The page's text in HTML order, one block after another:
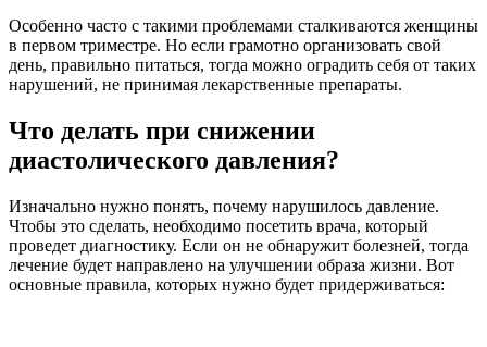
Особенно часто с такими проблемами сталкиваются женщины
в первом триместре. Но если грамотно организовать свой
день, правильно питаться, тогда можно оградить себя от таких
нарушений, не принимая лекарственные препараты.
Что делать при снижении
диастолического давления?
Изначально нужно понять, почему нарушилось давление.
Чтобы это сделать, необходимо посетить врача, который
проведет диагностику. Если он не обнаружит болезней, тогда
лечение будет направлено на улучшении образа жизни. Вот
основные правила, которых нужно будет придерживаться: